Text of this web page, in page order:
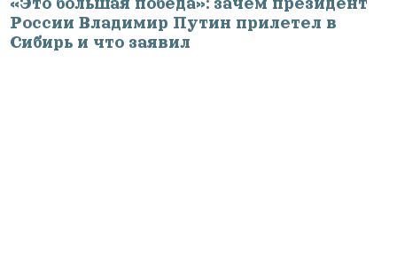
России Владимир Путин прилетел в
Сибирь и что заявил